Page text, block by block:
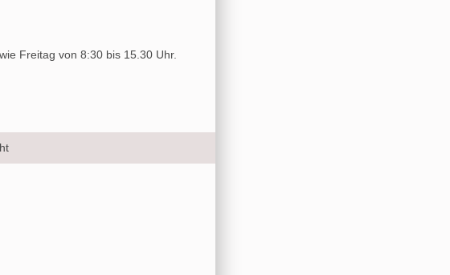
Freitag von 8:30 bis 15.30 Uhr.